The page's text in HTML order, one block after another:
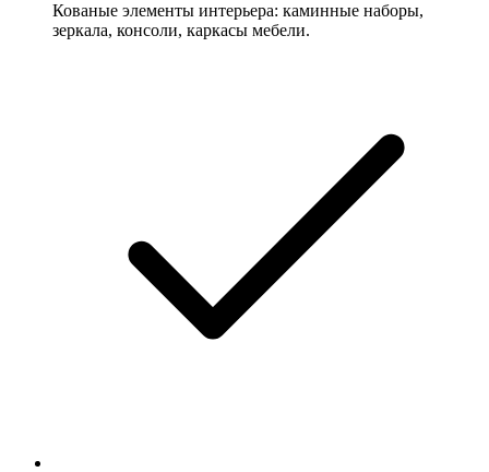
Кованые элементы интерьера: каминные наборы,
зеркала, консоли, каркасы мебели.